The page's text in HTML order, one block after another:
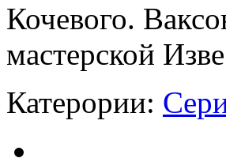
Кочевого.
мастерской
Катерории: